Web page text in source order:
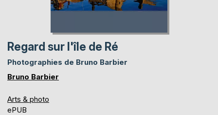
Regard sur l'île de Ré
Photographies de Bruno Barbier
Bruno Barbier
Arts & photo
ePUB